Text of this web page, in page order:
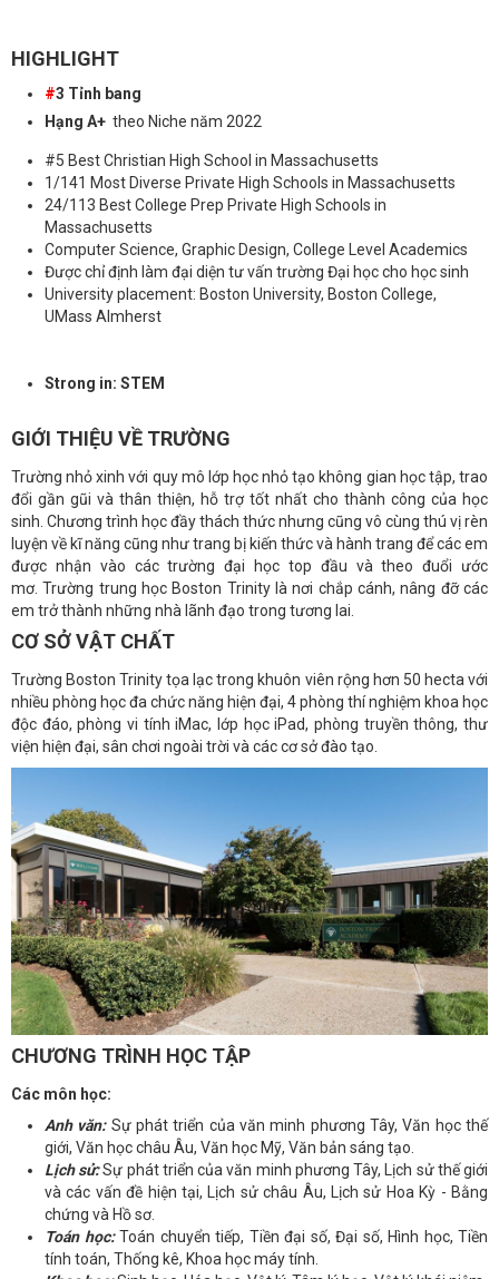
HIGHLIGHT
#3 Tỉnh bang
Hạng A+ theo Niche năm 2022
#5 Best Christian High School in Massachusetts
1/141 Most Diverse Private High Schools in Massachusetts
24/113 Best College Prep Private High Schools in
Massachusetts
Computer Science, Graphic Design, College Level Academics
Được chỉ định làm đại diện tư vấn trường Đại học cho học sinh
University placement: Boston University, Boston College,
UMass Almherst
Strong in: STEM
GIỚI THIỆU VỀ TRƯỜNG
Trường nhỏ xinh với quy mô lớp học nhỏ tạo không gian học tập, trao
đổi gần gũi và thân thiện, hỗ trợ tốt nhất cho thành công của học
sinh. Chương trình học đầy thách thức nhưng cũng vô cùng thú vị rèn
luyện về kĩ năng cũng như trang bị kiến thức và hành trang để các em
được nhận vào các trường đại học top đầu và theo đuổi ước
mơ. Trường trung học Boston Trinity là nơi chắp cánh, nâng đỡ các
em trở thành những nhà lãnh đạo trong tương lai.
CƠ SỞ VẬT CHẤT
Trường Boston Trinity tọa lạc trong khuôn viên rộng hơn 50 hecta với
nhiều phòng học đa chức năng hiện đại, 4 phòng thí nghiệm khoa học
độc đáo, phòng vi tính iMac, lớp học iPad, phòng truyền thông, thư
viện hiện đại, sân chơi ngoài trời và các cơ sở đào tạo.
CHƯƠNG TRÌNH HỌC TẬP
Các môn học:
Anh văn: Sự phát triển của văn minh phương Tây, Văn học thế
giới, Văn học châu Âu, Văn học Mỹ, Văn bản sáng tạo.
Lịch sử: Sự phát triển của văn minh phương Tây, Lịch sử thế giới
và các vấn đề hiện tại, Lịch sử châu Âu, Lịch sử Hoa Kỳ - Bằng
chứng và Hồ sơ.
Toán học:Toán chuyển tiếp, Tiền đại số, Đại số, Hình học, Tiền
tính toán, Thống kê, Khoa học máy tính.